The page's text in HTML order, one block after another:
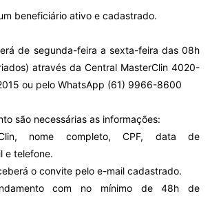
beneficiário ativo e cadastrado.
de segunda-feira a sexta-feira das 08h
através da Central MasterClin 4020-
ou pelo WhatsApp (61) 9966-8600
são necessárias as informações:
nome completo, CPF, data de
e telefone.
o convite pelo e-mail cadastrado.
com no mínimo de 48h de